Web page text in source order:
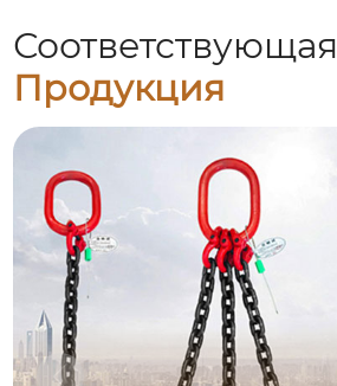
Соответствующая
Продукция